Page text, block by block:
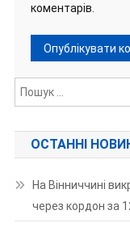
коментарів.
ОСТАННІ
На Вінниччині
через кордон за